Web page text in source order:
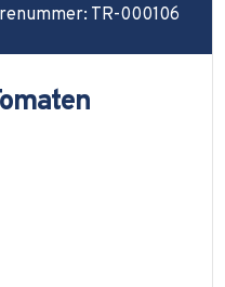
TR-000106